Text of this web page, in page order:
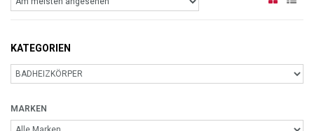
KATEGORIEN
MARKEN